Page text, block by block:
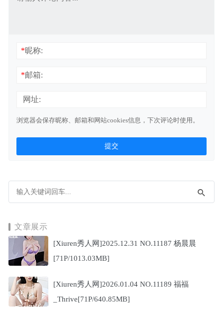
*昵称:
*邮箱:
网址:
浏览器会保存昵称、邮箱和网站cookies信息，下次评论时使用。
文章展示
[Xiuren秀人网]2025.12.31 NO.11187 杨晨晨
[71P/1013.03MB]
[Xiuren秀人网]2026.01.04 NO.11189 福福
_Thrive[71P/640.85MB]